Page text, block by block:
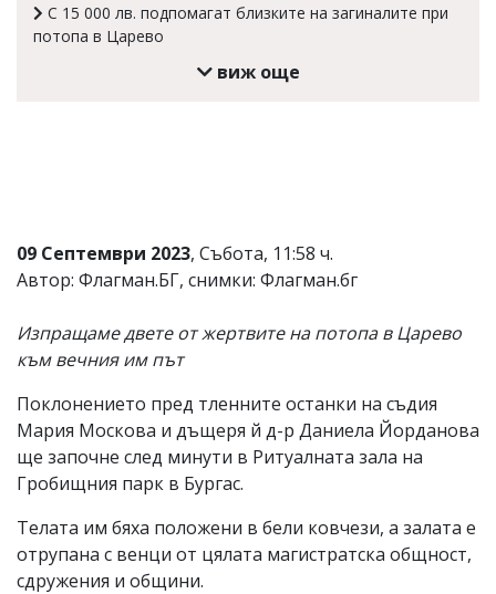
тях!
С 15 000 лв. подпомагат близките на загиналите при
потопа в Царево
виж още
09 Септември 2023, Събота, 11:58 ч.
Автор: Флагман.БГ, снимки: Флагман.бг
Изпращаме двете от жертвите на потопа в Царево
към вечния им път
Поклонението пред тленните останки на съдия
Мария Москова и дъщеря й д-р Даниела Йорданова
ще започне след минути в Ритуалната зала на
Гробищния парк в Бургас.
Телата им бяха положени в бели ковчези, а залата е
отрупана с венци от цялата магистратска общност,
сдружения и общини.